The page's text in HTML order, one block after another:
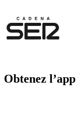
Obtenez